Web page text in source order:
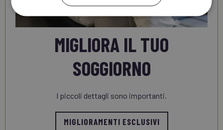
MIGLIORA IL TUO
SOGGIORNO
I piccoli dettagli sono importanti.
MIGLIORAMENTI ESCLUSIVI